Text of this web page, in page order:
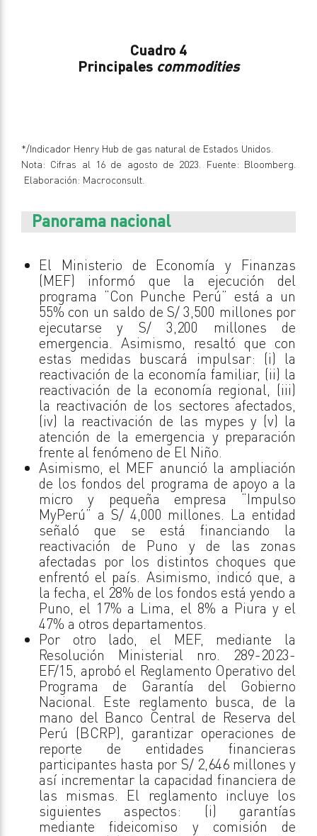
Cuadro 4
Principales commodities
*/Indicador Henry Hub de gas natural de Estados Unidos.
Nota: Cifras al 16 de agosto de 2023. Fuente: Bloomberg.
Elaboración: Macroconsult.
Panorama nacional
El Ministerio de Economía y Finanzas
(MEF) informó que la ejecución del
programa “Con Punche Perú” está a un
55% con un saldo de S/ 3,500 millones por
ejecutarse y S/ 3,200 millones de
emergencia. Asimismo, resaltó que con
estas medidas buscará impulsar: (i) la
reactivación de la economía familiar, (ii) la
reactivación de la economía regional, (iii)
la reactivación de los sectores afectados,
(iv) la reactivación de las mypes y (v) la
atención de la emergencia y preparación
frente al fenómeno de El Niño.
Asimismo, el MEF anunció la ampliación
de los fondos del programa de apoyo a la
micro y pequeña empresa “Impulso
MyPerú” a S/ 4,000 millones. La entidad
señaló que se está financiando la
reactivación de Puno y de las zonas
afectadas por los distintos choques que
enfrentó el país. Asimismo, indicó que, a
la fecha, el 28% de los fondos está yendo a
Puno, el 17% a Lima, el 8% a Piura y el
47% a otros departamentos.
Por otro lado, el MEF, mediante la
Resolución Ministerial nro. 289-2023-
EF/15, aprobó el Reglamento Operativo del
Programa de Garantía del Gobierno
Nacional. Este reglamento busca, de la
mano del Banco Central de Reserva del
Perú (BCRP), garantizar operaciones de
reporte de entidades financieras
participantes hasta por S/ 2,646 millones y
así incrementar la capacidad financiera de
las mismas. El reglamento incluye los
siguientes aspectos: (i) garantías
mediante fideicomiso y comisión de